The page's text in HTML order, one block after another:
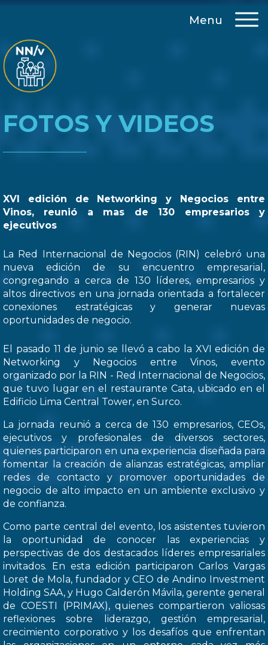
Menu
FOTOS Y VIDEOS
XVI edición de Networking y Negocios entre
Vinos, reunió a mas de 130 empresarios y
ejecutivos
La Red Internacional de Negocios (RIN) celebró una
nueva edición de su encuentro empresarial,
congregando a cerca de 130 líderes, empresarios y
altos directivos en una jornada orientada a fortalecer
conexiones estratégicas y generar nuevas
oportunidades de negocio.
El pasado 11 de junio se llevó a cabo la XVI edición de
Networking y Negocios entre Vinos, evento
organizado por la RIN - Red Internacional de Negocios,
que tuvo lugar en el restaurante Cata, ubicado en el
Edificio Lima Central Tower, en Surco.
La jornada reunió a cerca de 130 empresarios, CEOs,
ejecutivos y profesionales de diversos sectores,
quienes participaron en una experiencia diseñada para
fomentar la creación de alianzas estratégicas, ampliar
redes de contacto y promover oportunidades de
negocio de alto impacto en un ambiente exclusivo y
de confianza.
Como parte central del evento, los asistentes tuvieron
la oportunidad de conocer las experiencias y
perspectivas de dos destacados líderes empresariales
invitados. En esta edición participaron Carlos Vargas
Loret de Mola, fundador y CEO de Andino Investment
Holding SAA, y Hugo Calderón Mávila, gerente general
de COESTI (PRIMAX), quienes compartieron valiosas
reflexiones sobre liderazgo, gestión empresarial,
crecimiento corporativo y los desafíos que enfrentan